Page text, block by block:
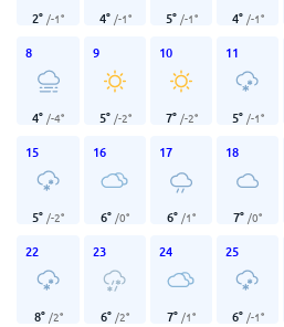
2° /-1° 4° /-1° 5° /-1° 4° /-1°
8
4° /-4°
9
5° /-2°
10
7° /-2°
11
5° /-1°
15
5° /-2°
16
6° /0°
17
6° /1°
18
7° /0°
22
8° /2°
23
6° /2°
24
7° /1°
25
6° /-1°